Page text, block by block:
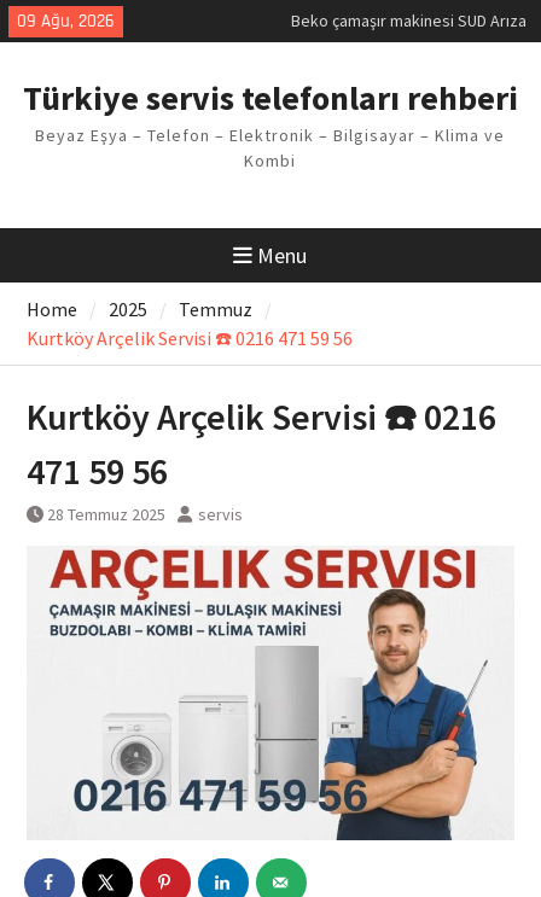
Skip
to
09 Ağu, 2026
Demirdöküm buzdolabı E1 Arıza
Arızası Çözümü
E02 Arıza Kodu Regal kombi
Sorunu
Türkiye servis telefonları rehberi
Beyaz Eşya – Telefon – Elektronik – Bilgisayar – Klima ve
Kombi
Menu
Home 2025
Temmuz
Kurtköy Arçelik Servisi ☎️ 0216 471 59 56
Kurtköy Arçelik Servisi ☎️ 0216
471 59 56
28 Temmuz 2025 servis